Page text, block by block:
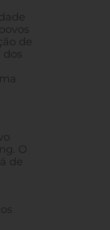
de
dos
O
de